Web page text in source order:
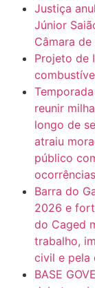
Justiça
Júnior
Câmara
Projeto de
reunir
longo de
atraiu
público
Barra do
2026 e
do Caged
trabalho,
civil e pela
BASE